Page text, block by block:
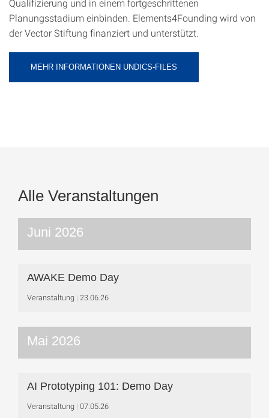
Qualifizierung und in einem fortgeschrittenen
Planungsstadium einbinden. Elements4Founding wird von
der Vector Stiftung finanziert und unterstützt.
MEHR INFORMATIONEN UNDICS-FILES
Alle Veranstaltungen
Juni 2026
AWAKE Demo Day
Veranstaltung 23.06.26
Mai 2026
AI Prototyping 101: Demo Day
Veranstaltung 07.05.26